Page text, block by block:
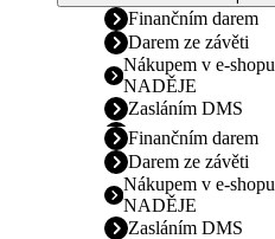
Finančním darem
Darem ze závěti
Nákupem v e-shopu
NADĚJE
Zasláním DMS
Finančním darem
Darem ze závěti
Nákupem v e-shopu
NADĚJE
Zasláním DMS